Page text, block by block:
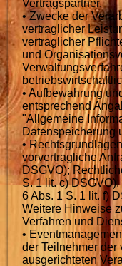
Vertragspartner.
• Zwecke der
vertraglicher
vertraglicher
und
• Aufbewahrung
entsprechend
"Allgemeine
Datenspeicherung
•
vorvertragliche
DSGVO);
S. 1 lit. c)
6 Abs. 1 S. 1 lit. f)
Weitere Hinweise
Verfahren und
•
der Teilnehmer der
ausgerichteten